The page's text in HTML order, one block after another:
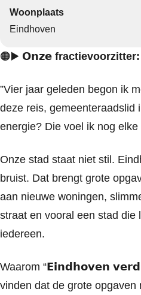
Woonplaats
Eindhoven
🟠▶️ 𝗢𝗻𝘇𝗲
”Vier jaar geleden begon ik
deze reis, gemeenteraadslid
energie? Die voel ik nog elke
Onze stad staat niet stil.
bruist. Dat brengt grote
aan nieuwe woningen,
straat en vooral een stad die
iedereen.
Waarom “𝗘𝗶𝗻𝗱𝗵𝗼𝘃𝗲𝗻
vinden dat de grote opgaven